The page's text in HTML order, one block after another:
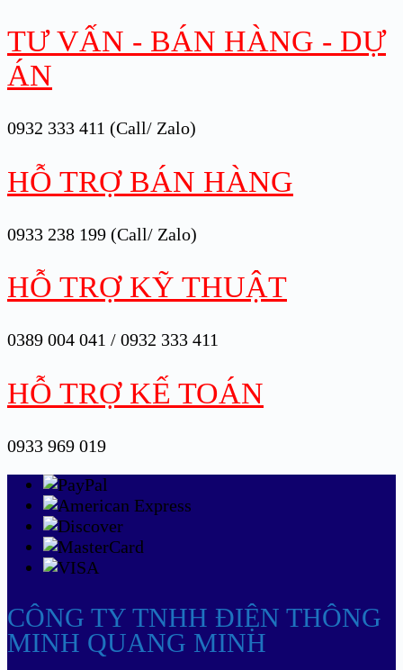
TƯ VẤN - BÁN HÀNG - DỰ
ÁN
0932 333 411 (Call/ Zalo)
HỖ TRỢ BÁN HÀNG
0933 238 199 (Call/ Zalo)
HỖ TRỢ KỸ THUẬT
0389 004 041 / 0932 333 411
HỖ TRỢ KẾ TOÁN
0933 969 019
CÔNG TY TNHH ĐIỆN THÔNG
MINH QUANG MINH